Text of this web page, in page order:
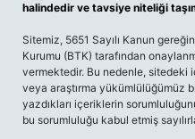
halindedir ve tavsiye niteliği
Sitemiz, 5651 Sayılı Kanun
Kurumu (BTK) tarafından
vermektedir. Bu nedenle,
veya araştırma yükümlülüğümüz
yazdıkları içeriklerin
bu sorumluluğu kabul etmiş